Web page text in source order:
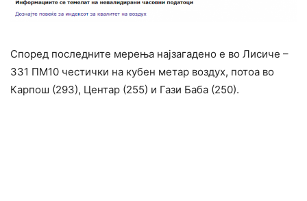
Според последните мерења најзагадено е во Лисиче –
331 ПМ10 честички на кубен метар воздух, потоа во
Карпош (293), Центар (255) и Гази Баба (250).